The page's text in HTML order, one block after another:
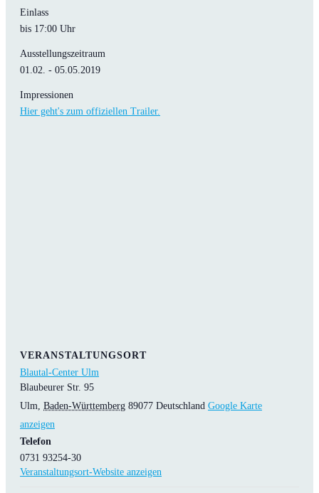
Einlass
bis 17:00 Uhr
Ausstellungszeitraum
01.02. - 05.05.2019
Impressionen
Hier geht's zum offiziellen Trailer.
VERANSTALTUNGSORT
Blautal-Center Ulm
Blaubeurer Str. 95
Ulm Baden-Württemberg 89077 Deutschland Google Karte
anzeigen
Telefon
0731 93254-30
Veranstaltungsort-Website anzeigen